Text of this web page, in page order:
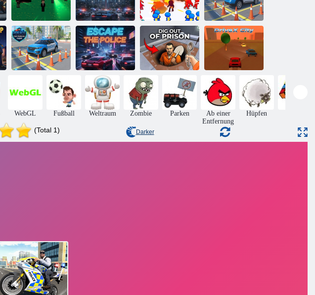
Der
BodyGuard-
Bereich
Schwerer
Diebstahl
Toronto
Stadtverteidigung Polizeiparkplatz
Entkomme der
Polizei
Grabe aus dem
Gefängnis
DriveX City
WebGL Fußball Weltraum Zombie Parken
Ab einer
Entfernung
Hüpfen
(Total 1) Darker